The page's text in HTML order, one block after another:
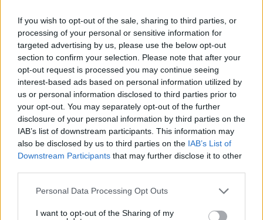
If you wish to opt-out of the sale, sharing to third parties, or
processing of your personal or sensitive information for
targeted advertising by us, please use the below opt-out
section to confirm your selection. Please note that after your
opt-out request is processed you may continue seeing
interest-based ads based on personal information utilized by
us or personal information disclosed to third parties prior to
your opt-out. You may separately opt-out of the further
disclosure of your personal information by third parties on the
IAB’s list of downstream participants. This information may
also be disclosed by us to third parties on the IAB’s List of
Downstream Participants that may further disclose it to other
Please note that this website/app uses one or more Google
not limited to your visit or usage behaviour. You may click to
Personal Data Processing Opt Outs
I want to opt-out of the Sharing of my
Περιφέρεια Θεσσαλίας προς αποκατάσταση
ζημιών από τον «Daniel.
Σύμφωνα με τη δικογραφία, ο κ. Τσιάρας
«εκμεταλλευόμενος τη βουλευτική του ιδιότητα
συμμετείχε σε αξιόποινη πράξη και ζημιά
22.944,27 ευρώ». Από την άλλη πλευρά, η κυρία
Τυχεροπούλου επικαλείται κανονιστικά κείμενα
και εγκυκλίους και κατεβάζει τη ζημιά σε
3.145,33 ευρώ
Κατερίνα Παπακώστα. Η περίπτωσή της